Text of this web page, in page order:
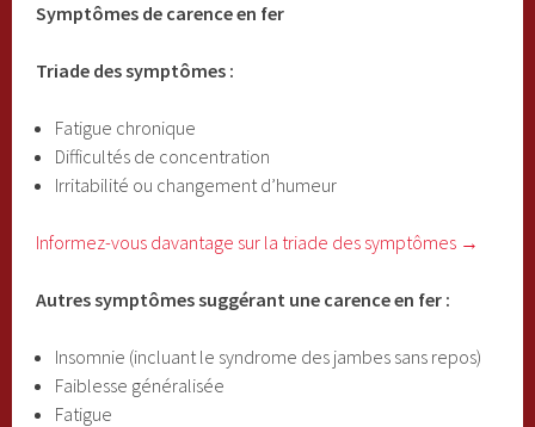
Symptômes de carence en fer
Triade des symptômes :
Fatigue chronique
Difficultés de concentration
Irritabilité ou changement d’humeur
Informez-vous davantage sur la triade des symptômes →
Autres symptômes suggérant une carence en fer :
Insomnie (incluant le syndrome des jambes sans repos)
Faiblesse généralisée
Fatigue